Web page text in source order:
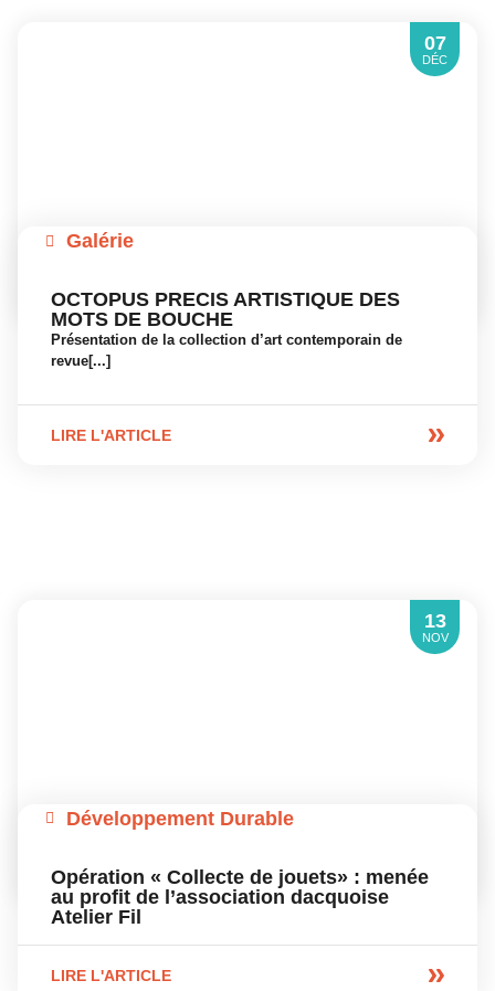
07
DÉC
Galérie
OCTOPUS PRECIS ARTISTIQUE DES
MOTS DE BOUCHE
Présentation de la collection d’art contemporain de
revue[...]
LIRE L'ARTICLE
13
NOV
Développement Durable
Opération « Collecte de jouets» : menée
au profit de l’association dacquoise
Atelier Fil
LIRE L'ARTICLE